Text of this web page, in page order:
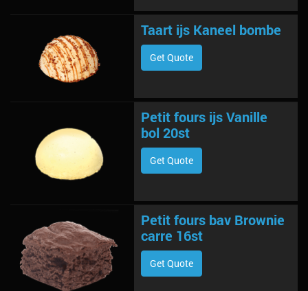
Taart ijs Kaneel bombe
Get Quote
Petit fours ijs Vanille
bol 20st
Get Quote
Petit fours bav Brownie
carre 16st
Get Quote